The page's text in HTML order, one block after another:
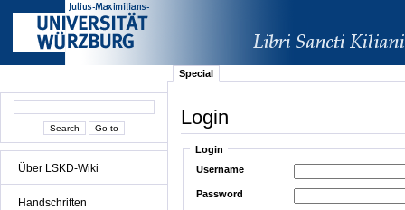
Über LSKD-Wiki
Handschriften
Special
Login
Login
Username
Password